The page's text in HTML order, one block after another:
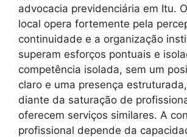
advocacia previdenciária em Itu.
local opera fortemente pela
continuidade e a organização
superam esforços pontuais e
competência isolada, sem um
claro e uma presença
diante da saturação de
oferecem serviços similares. A
profissional depende da